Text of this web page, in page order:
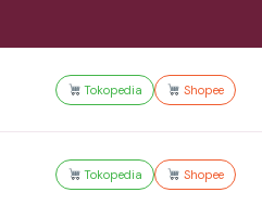
Tokopedia Shopee
Tokopedia Shopee